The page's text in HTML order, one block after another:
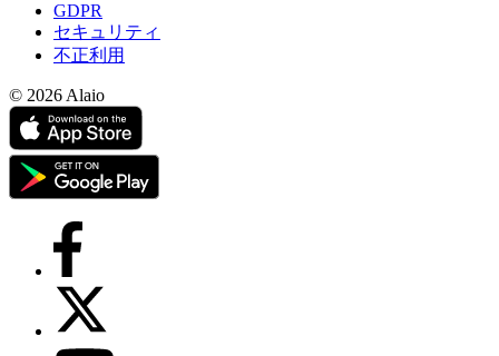
GDPR
セキュリティ
不正利用
© 2026 Alaio